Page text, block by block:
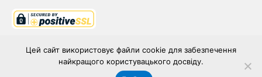
ІВС «ОСВІТА»
Цей сайт використовує файли cookie для забезпечення
найкращого користувацького досвіду.